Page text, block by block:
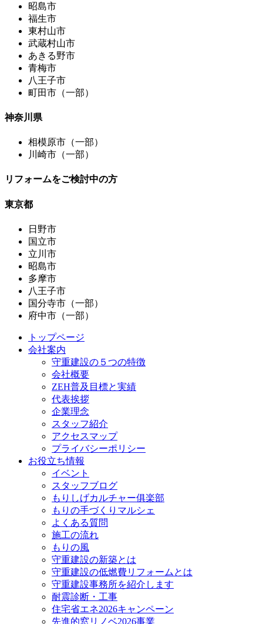
昭島市
福生市
東村山市
武蔵村山市
あきる野市
青梅市
八王子市
町田市（一部）
神奈川県
相模原市（一部）
川崎市（一部）
リフォームをご検討中の方
東京都
日野市
国立市
立川市
昭島市
多摩市
八王子市
国分寺市（一部）
府中市（一部）
トップページ
会社案内
守重建設の５つの特徴
会社概要
ZEH普及目標と実績
代表挨拶
企業理念
スタッフ紹介
アクセスマップ
プライバシーポリシー
お役立ち情報
イベント
スタッフブログ
もりしげカルチャー俱楽部
もりの手づくりマルシェ
よくある質問
施工の流れ
もりの風
守重建設の新築とは
守重建設の低燃費リフォームとは
守重建設事務所を紹介します
耐震診断・工事
住宅省エネ2026キャンペーン
先進的窓リノベ2026事業